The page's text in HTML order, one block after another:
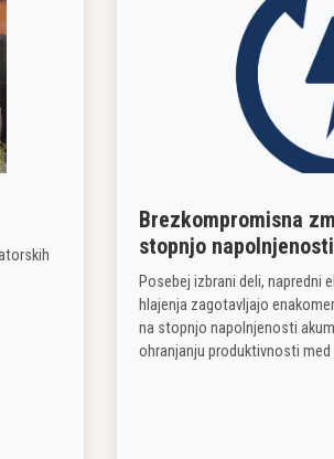
Brezkompromisna
stopnjo napolnjenosti
Posebej izbrani deli, napredni
hlajenja zagotavljajo
na stopnjo napolnjenosti
ohranjanju produktivnosti med